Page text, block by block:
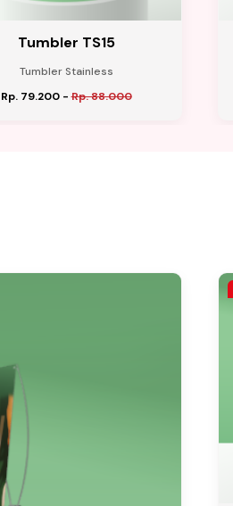
Tumbler TS15
Tumbler Stainless
Rp. 79.200-Rp. 88.000